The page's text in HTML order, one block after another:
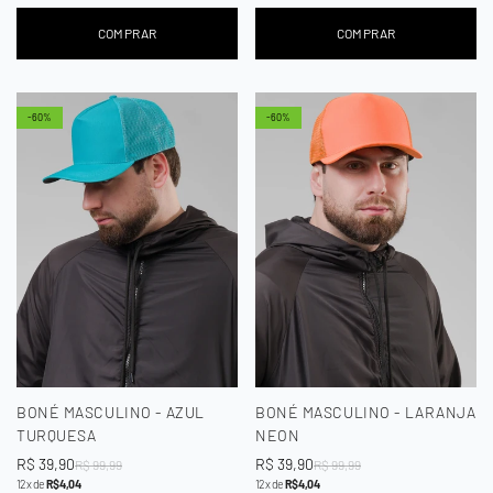
COMPRAR COMPRAR
-60%
BONÉ MASCULINO - AZUL
TURQUESA
Preço
de
R$ 39,90
Preço
regular
R$ 99,99
12x deR$ 4,04
-60%
BONÉ MASCULINO - LARANJA
NEON
Preço
de
R$ 39,90
Preço
regular
R$ 99,99
12x deR$ 4,04